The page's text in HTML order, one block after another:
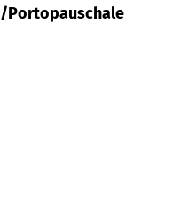
Portopauschale